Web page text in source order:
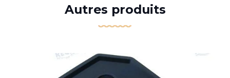
Autres produits